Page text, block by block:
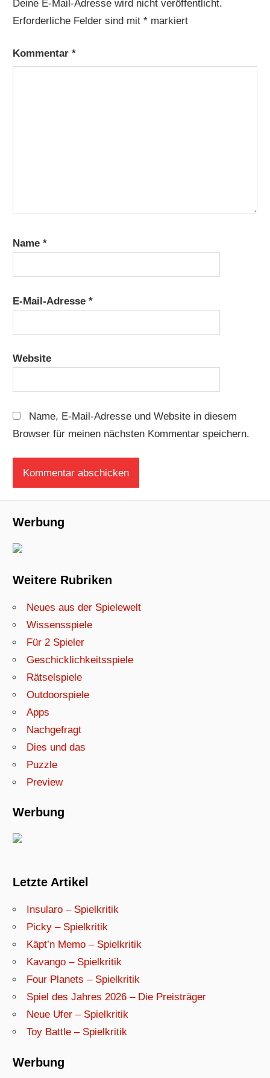
Deine E-Mail-Adresse wird nicht veröffentlicht.
Erforderliche Felder sind mit* markiert
Kommentar*
Name*
E-Mail-Adresse*
Website
Name, E-Mail-Adresse und Website in diesem
Browser für meinen nächsten Kommentar speichern.
Werbung
Weitere Rubriken
Neues aus der Spielewelt
Wissensspiele
Für 2 Spieler
Geschicklichkeitsspiele
Rätselspiele
Outdoorspiele
Apps
Nachgefragt
Dies und das
Puzzle
Preview
Werbung
Letzte Artikel
Insularo – Spielkritik
Picky – Spielkritik
Käpt’n Memo – Spielkritik
Kavango – Spielkritik
Four Planets – Spielkritik
Spiel des Jahres 2026 – Die Preisträger
Neue Ufer – Spielkritik
Toy Battle – Spielkritik
Werbung